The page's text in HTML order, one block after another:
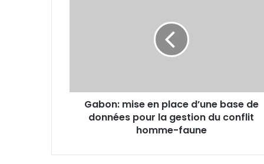
pour
gestion
Gabon: mise en place d’une base de
données pour la gestion du conflit
homme-faune